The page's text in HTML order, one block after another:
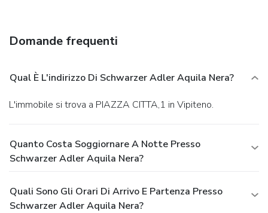
Domande frequenti
Qual È L'indirizzo Di Schwarzer Adler Aquila Nera?
L'immobile si trova a PIAZZA CITTA,1 in Vipiteno.
Quanto Costa Soggiornare A Notte Presso
Schwarzer Adler Aquila Nera?
Quali Sono Gli Orari Di Arrivo E Partenza Presso
Schwarzer Adler Aquila Nera?